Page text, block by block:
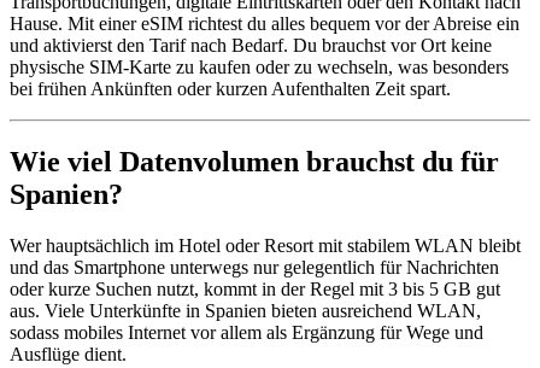
Hause. Mit einer eSIM richtest du alles bequem vor der Abreise ein
und aktivierst den Tarif nach Bedarf. Du brauchst vor Ort keine
physische SIM-Karte zu kaufen oder zu wechseln, was besonders
bei frühen Ankünften oder kurzen Aufenthalten Zeit spart.
Wie viel Datenvolumen brauchst du für
Spanien?
Wer hauptsächlich im Hotel oder Resort mit stabilem WLAN bleibt
und das Smartphone unterwegs nur gelegentlich für Nachrichten
oder kurze Suchen nutzt, kommt in der Regel mit 3 bis 5 GB gut
aus. Viele Unterkünfte in Spanien bieten ausreichend WLAN,
sodass mobiles Internet vor allem als Ergänzung für Wege und
Ausflüge dient.